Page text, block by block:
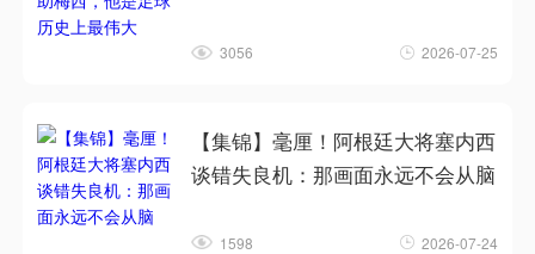
3056 2026-07-25
【集锦】毫厘！阿根廷大将塞内西
谈错失良机：那画面永远不会从脑
1598 2026-07-24